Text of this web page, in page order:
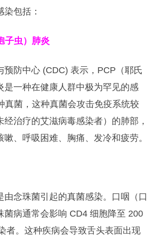
包括：
子虫）肺炎
预防中心 (CDC) 表示，PCP（耶氏
是一种在健康人群中极为罕见的感
真菌，这种真菌会攻击免疫系统较
经治疗的艾滋病毒感染者）的肺部，
嗽、呼吸困难、胸痛、发冷和疲劳。
由念珠菌引起的真菌感染。口咽（口
菌病通常会影响 CD4 细胞降至 200
者。这种疾病会导致舌头表面出现